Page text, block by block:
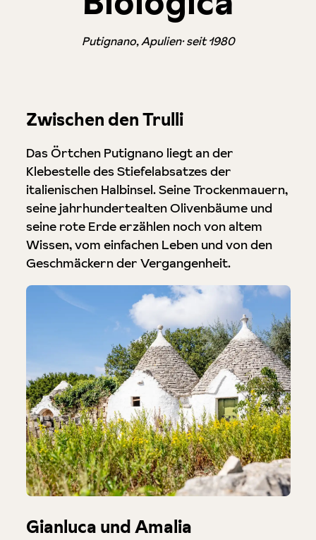
Putignano, Apulien· seit 1980
Zwischen den Trulli
Das Örtchen Putignano liegt an der
Klebestelle des Stiefelabsatzes der
italienischen Halbinsel. Seine Trockenmauern,
seine jahrhundertealten Olivenbäume und
seine rote Erde erzählen noch von altem
Wissen, vom einfachen Leben und von den
Geschmäckern der Vergangenheit.
Gianluca und Amalia